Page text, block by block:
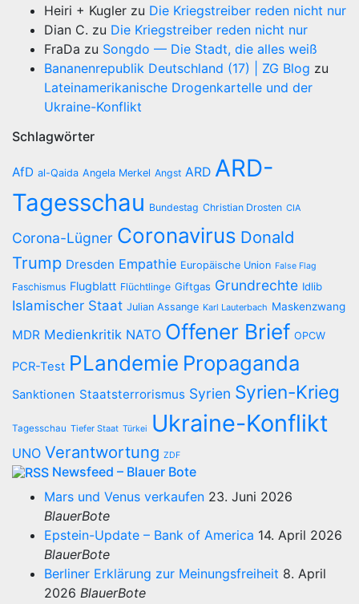
Heiri + Kugler zu Die Kriegstreiber reden nicht nur
Dian C. zu Die Kriegstreiber reden nicht nur
FraDa zu Songdo — Die Stadt, die alles weiß
Bananenrepublik Deutschland (17) | ZG Blog zu
Lateinamerikanische Drogenkartelle und der
Ukraine-Konflikt
Schlagwörter
AfD al-Qaida Angela Merkel Angst ARD ARD-
Tagesschau Bundestag Christian Drosten CIA
Corona-Lügner Coronavirus Donald
Trump Dresden Empathie Europäische Union False Flag
Faschismus Flugblatt Flüchtlinge Giftgas Grundrechte Idlib
Islamischer Staat Julian Assange Karl Lauterbach Maskenzwang
MDR Medienkritik NATO Offener Brief OPCW
PCR-Test PLandemie Propaganda
Sanktionen Staatsterrorismus Syrien Syrien-Krieg
Tagesschau Tiefer Staat Türkei Ukraine-Konflikt
UNO Verantwortung ZDF
Newsfeed – Blauer Bote
Mars und Venus verkaufen 23. Juni 2026
BlauerBote
Epstein-Update – Bank of America 14. April 2026
BlauerBote
Berliner Erklärung zur Meinungsfreiheit 8. April
2026 BlauerBote